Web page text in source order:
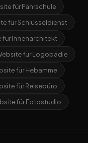
für Fahrschule
für Schlüsseldienst
für Innenarchitekt
für Logopädie
für Hebamme
für Reisebüro
für Fotostudio